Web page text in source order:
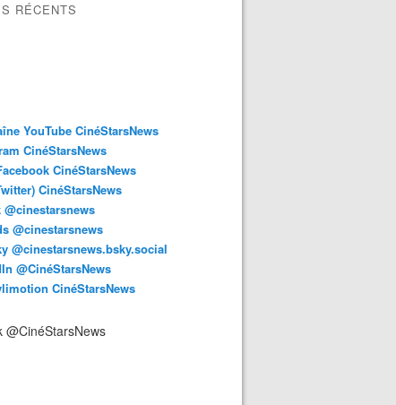
RÉCENTS
YouTube CinéStarsNews
CinéStarsNews
CinéStarsNews
CinéStarsNews
@cinestarsnews
@cinestarsnews
@cinestarsnews.bsky.social‬
@CinéStarsNews
CinéStarsNews
@CinéStarsNews